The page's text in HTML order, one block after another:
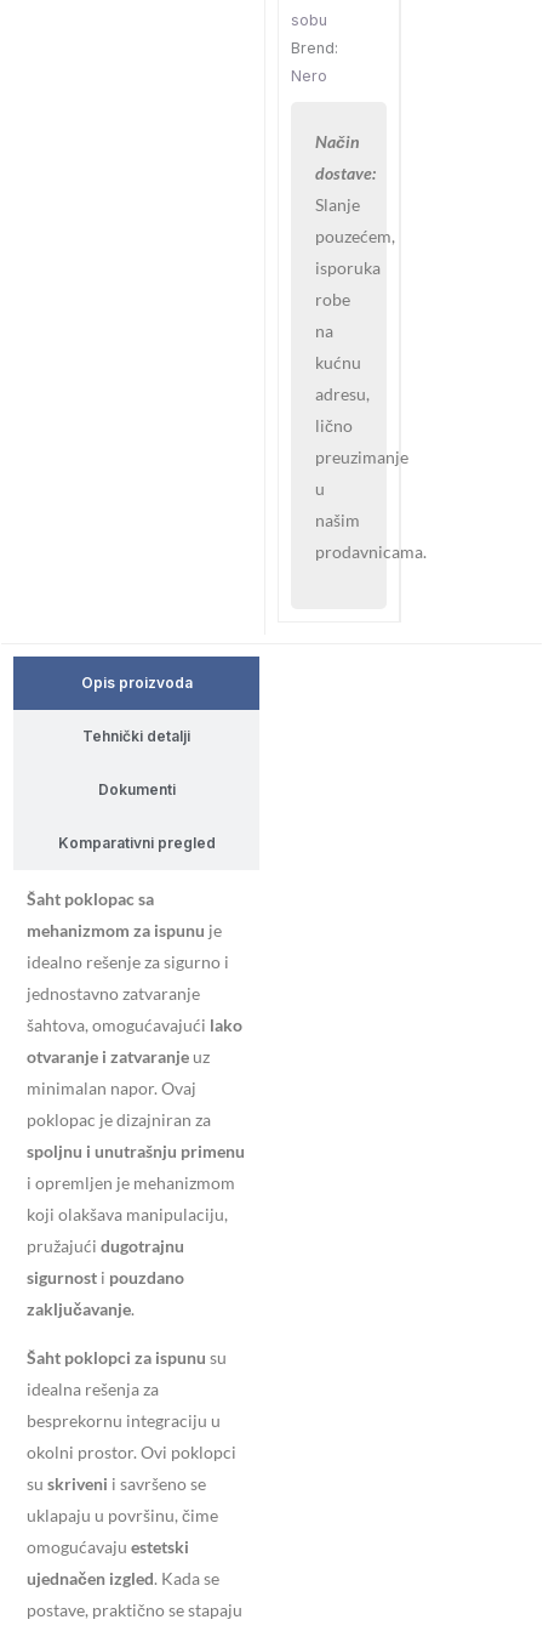
sobu
Brend:
Nero
Način
dostave:
Slanje
pouzećem,
isporuka
robe
na
kućnu
adresu,
lično
preuzimanje
u
našim
prodavnicama.
Opis proizvoda
Tehnički detalji
Dokumenti
Komparativni pregled
Šaht poklopac sa
mehanizmom za ispunu je
idealno rešenje za sigurno i
jednostavno zatvaranje
šahtova, omogućavajući lako
otvaranje i zatvaranje uz
minimalan napor. Ovaj
poklopac je dizajniran za
spoljnu i unutrašnju primenu
i opremljen je mehanizmom
koji olakšava manipulaciju,
pružajući dugotrajnu
sigurnost i pouzdano
zaključavanje.
Šaht poklopci za ispunu su
idealna rešenja za
besprekornu integraciju u
okolni prostor. Ovi poklopci
su skriveni i savršeno se
uklapaju u površinu, čime
omogućavaju estetski
ujednačen izgled. Kada se
postave, praktično se stapaju